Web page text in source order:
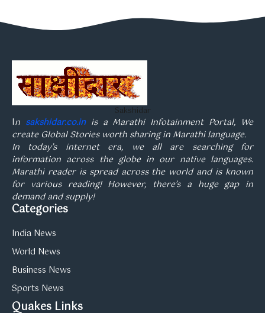
Sakshidar
In sakshidar.co.inis a Marathi Infotainment Portal, We
create Global Stories worth sharing in Marathi language.
In today’s internet era, we all are searching for
information across the globe in our native languages.
Marathi reader is spread across the world and is known
for various reading! However, there’s a huge gap in
demand and supply!
Categories
India News
World News
Business News
Sports News
Quakes Links